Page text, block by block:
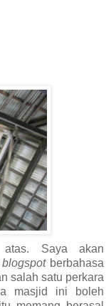
atas. Saya akan
blogspot berbahasa
salah satu perkara
masjid ini boleh